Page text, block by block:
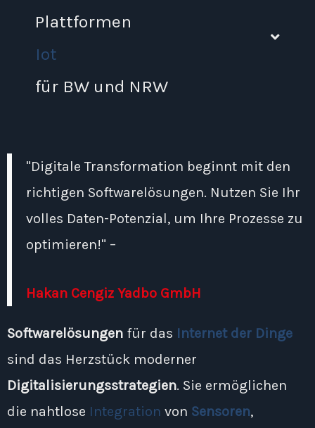
Plattformen
Iot
für BW und NRW
"Digitale Transformation beginnt mit den
richtigen Softwarelösungen. Nutzen Sie Ihr
volles Daten-Potenzial, um Ihre Prozesse zu
optimieren!" –
Hakan Cengiz Yadbo GmbH
Softwarelösungen für das Internet der Dinge
sind das Herzstück moderner
Digitalisierungsstrategien. Sie ermöglichen
die nahtlose Integration von Sensoren,